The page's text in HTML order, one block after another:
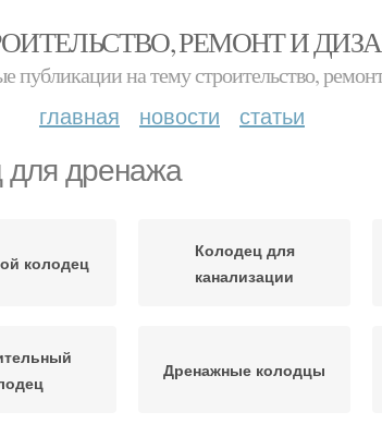
РЕМОНТ И
публикации на тему строительство,
главная новости статьи
для дренажа
колодец
Колодец для
канализации
Дренажные колодцы